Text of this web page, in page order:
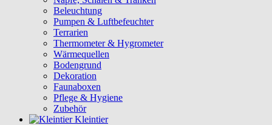
Beleuchtung
Pumpen & Luftbefeuchter
Terrarien
Thermometer & Hygrometer
Wärmequellen
Bodengrund
Dekoration
Faunaboxen
Pflege & Hygiene
Zubehör
Kleintier